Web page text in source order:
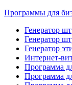
Программы для
Генератор
Генератор
Генератор
Интернет-
Программа
Программа